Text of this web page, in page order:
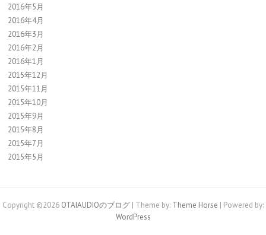
2016年5月
2016年4月
2016年3月
2016年2月
2016年1月
2015年12月
2015年11月
2015年10月
2015年9月
2015年8月
2015年7月
2015年5月
Copyright ©2026 OTAIAUDIOのブログ | Theme by: Theme Horse | Powered by:
WordPress